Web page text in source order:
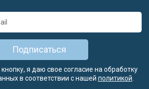
Подписаться
я даю свое согласие на обработку
в соответствии с нашей политикой